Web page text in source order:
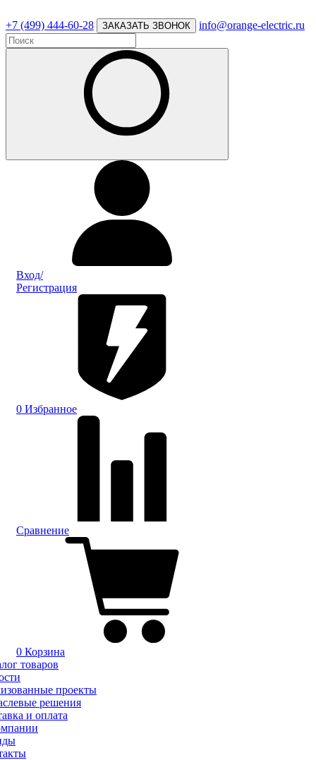
+7 (499) 444-60-28 ЗАКАЗАТЬ ЗВОНОК info@orange-electric.ru
Вход/
Регистрация
0 Избранное
Сравнение
0 Корзина
товаров
проекты
решения
и оплата